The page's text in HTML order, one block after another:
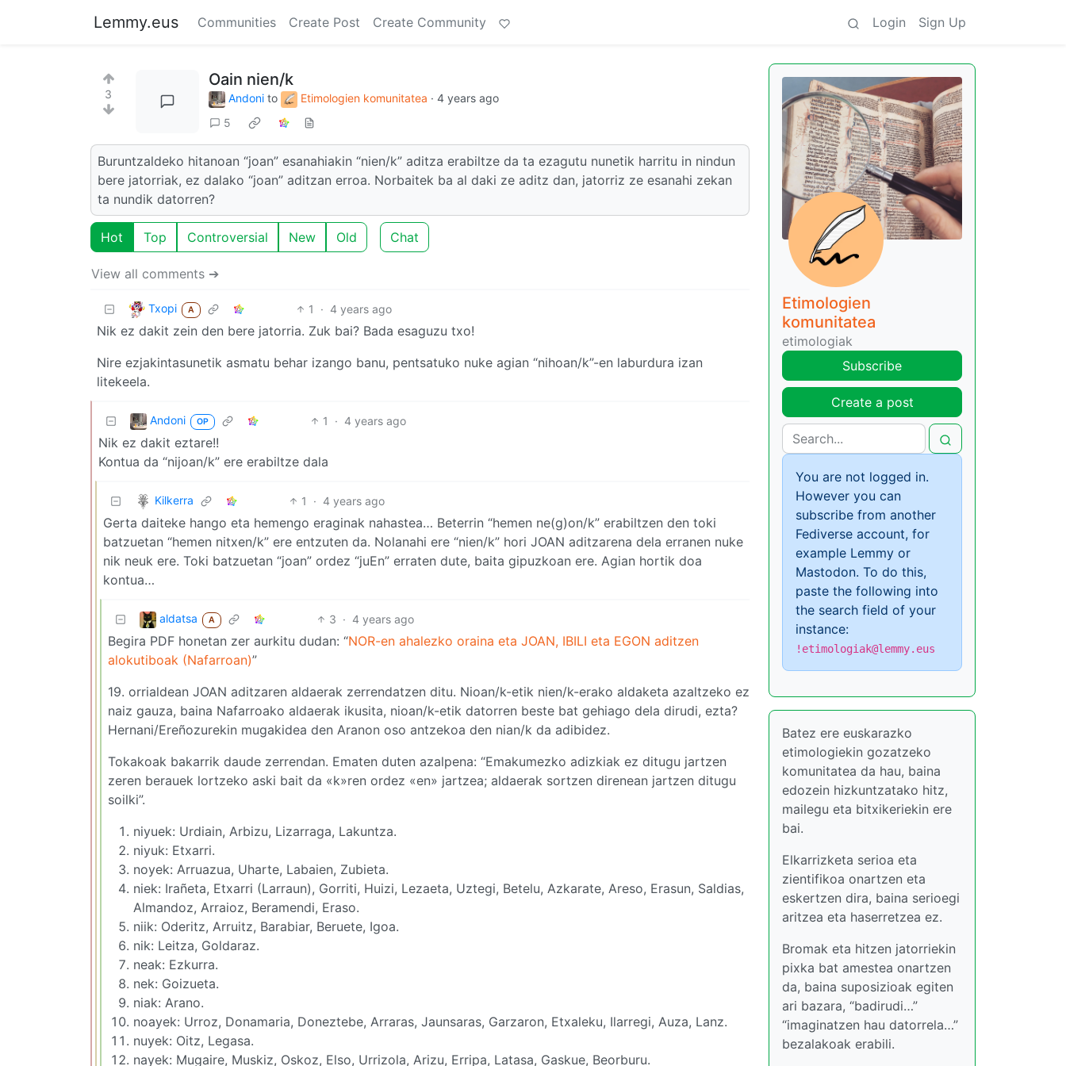
Lemmy.eus Communities Create Post Create Community Login Sign Up
3
Oain nien/k
Andoni to Etimologien komunitatea · 4 years ago
5
Buruntzaldeko hitanoan “joan” esanahiakin “nien/k” aditza erabiltze da ta ezagutu nunetik harritu in nindun
bere jatorriak, ez dalako “joan” aditzan erroa. Norbaitek ba al daki ze aditz dan, jatorriz ze esanahi zekan
ta nundik datorren?
Hot Top Controversial New Old Chat
View all comments ➔
Txopi A 1 · 4 years ago
Nik ez dakit zein den bere jatorria. Zuk bai? Bada esaguzu txo!
Nire ezjakintasunetik asmatu behar izango banu, pentsatuko nuke agian “nihoan/k”-en laburdura izan
litekeela.
Andoni OP 1 · 4 years ago
Nik ez dakit eztare!!
Kontua da “nijoan/k” ere erabiltze dala
Kilkerra 1 · 4 years ago
Gerta daiteke hango eta hemengo eraginak nahastea… Beterrin “hemen ne(g)on/k” erabiltzen den toki
batzuetan “hemen nitxen/k” ere entzuten da. Nolanahi ere “nien/k” hori JOAN aditzarena dela erranen nuke
nik neuk ere. Toki batzuetan “joan” ordez “juEn” erraten dute, baita gipuzkoan ere. Agian hortik doa
kontua…
aldatsa A 3 · 4 years ago
Begira PDF honetan zer aurkitu dudan: “NOR-en ahalezko oraina eta JOAN, IBILI eta EGON aditzen
alokutiboak (Nafarroan)”
19. orrialdean JOAN aditzaren aldaerak zerrendatzen ditu. Nioan/k-etik nien/k-erako aldaketa azaltzeko ez
naiz gauza, baina Nafarroako aldaerak ikusita, nioan/k-etik datorren beste bat gehiago dela dirudi, ezta?
Hernani/Ereñozurekin mugakidea den Aranon oso antzekoa den nian/k da adibidez.
Tokakoak bakarrik daude zerrendan. Ematen duten azalpena: “Emakumezko adizkiak ez ditugu jartzen
zeren berauek lortzeko aski bait da «k»ren ordez «en» jartzea; aldaerak sortzen direnean jartzen ditugu
soilki”.
niyuek: Urdiain, Arbizu, Lizarraga, Lakuntza.
niyuk: Etxarri.
noyek: Arruazua, Uharte, Labaien, Zubieta.
niek: Irañeta, Etxarri (Larraun), Gorriti, Huizi, Lezaeta, Uztegi, Betelu, Azkarate, Areso, Erasun, Saldias,
Almandoz, Arraioz, Beramendi, Eraso.
niik: Oderitz, Arruitz, Barabiar, Beruete, Igoa.
nik: Leitza, Goldaraz.
neak: Ezkurra.
nek: Goizueta.
niak: Arano.
noayek: Urroz, Donamaria, Doneztebe, Arraras, Jaunsaras, Garzaron, Etxaleku, Ilarregi, Auza, Lanz.
nuyek: Oitz, Legasa.
nayek: Mugaire, Muskiz, Oskoz, Elso, Urrizola, Arizu, Erripa, Latasa, Gaskue, Beorburu.
Etimologien
komunitatea
etimologiak
Subscribe
Create a post
You are not logged in.
However you can
subscribe from another
Fediverse account, for
example Lemmy or
Mastodon. To do this,
paste the following into
the search field of your
instance:
!etimologiak@lemmy.eus
Batez ere euskarazko
etimologiekin gozatzeko
komunitatea da hau, baina
edozein hizkuntzatako hitz,
mailegu eta bitxikeriekin ere
bai.
Elkarrizketa serioa eta
zientifikoa onartzen eta
eskertzen dira, baina serioegi
aritzea eta haserretzea ez.
Bromak eta hitzen jatorriekin
pixka bat amestea onartzen
da, baina suposizioak egiten
ari bazara, “badirudi…”
“imaginatzen hau datorrela…”
bezalakoak erabili.